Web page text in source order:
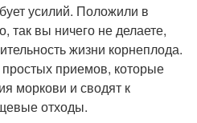
усилий. Положили в
так вы ничего не делаете,
жизни корнеплода.
простых приемов, которые
моркови и сводят к
отходы.